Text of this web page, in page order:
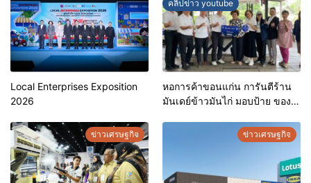
Local Enterprises Exposition
2026
คลิปข่าว youtube
หอการค้าขอนแก่น การันตีร้าน
มันเดย์ข้าวมันไก่ มอบป้าย ของดี
ประกอบการคุณภาพ ยกระดับ
มาตรฐาน สร้างความเชื่อมั่นให้ผู้
ข่าวเศรษฐกิจ ข่าวเศรษฐกิจ